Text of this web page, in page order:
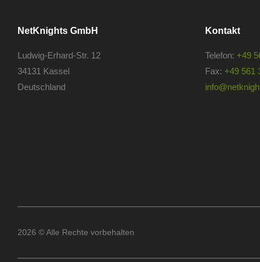
NetKnights GmbH
Ludwig-Erhard-Str. 12
34131 Kassel
Deutschland
Kontakt
Telefon: +49
Fax: +49 561
2026 © Alle Rechte vorbehalten